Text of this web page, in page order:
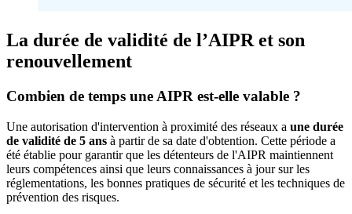
La durée de validité de l’AIPR et son
renouvellement
Combien de temps une AIPR est-elle valable ?
Une autorisation d'intervention à proximité des réseaux a une durée
de validité de 5 ans à partir de sa date d'obtention. Cette période a
été établie pour garantir que les détenteurs de l'AIPR maintiennent
leurs compétences ainsi que leurs connaissances à jour sur les
réglementations, les bonnes pratiques de sécurité et les techniques de
prévention des risques.